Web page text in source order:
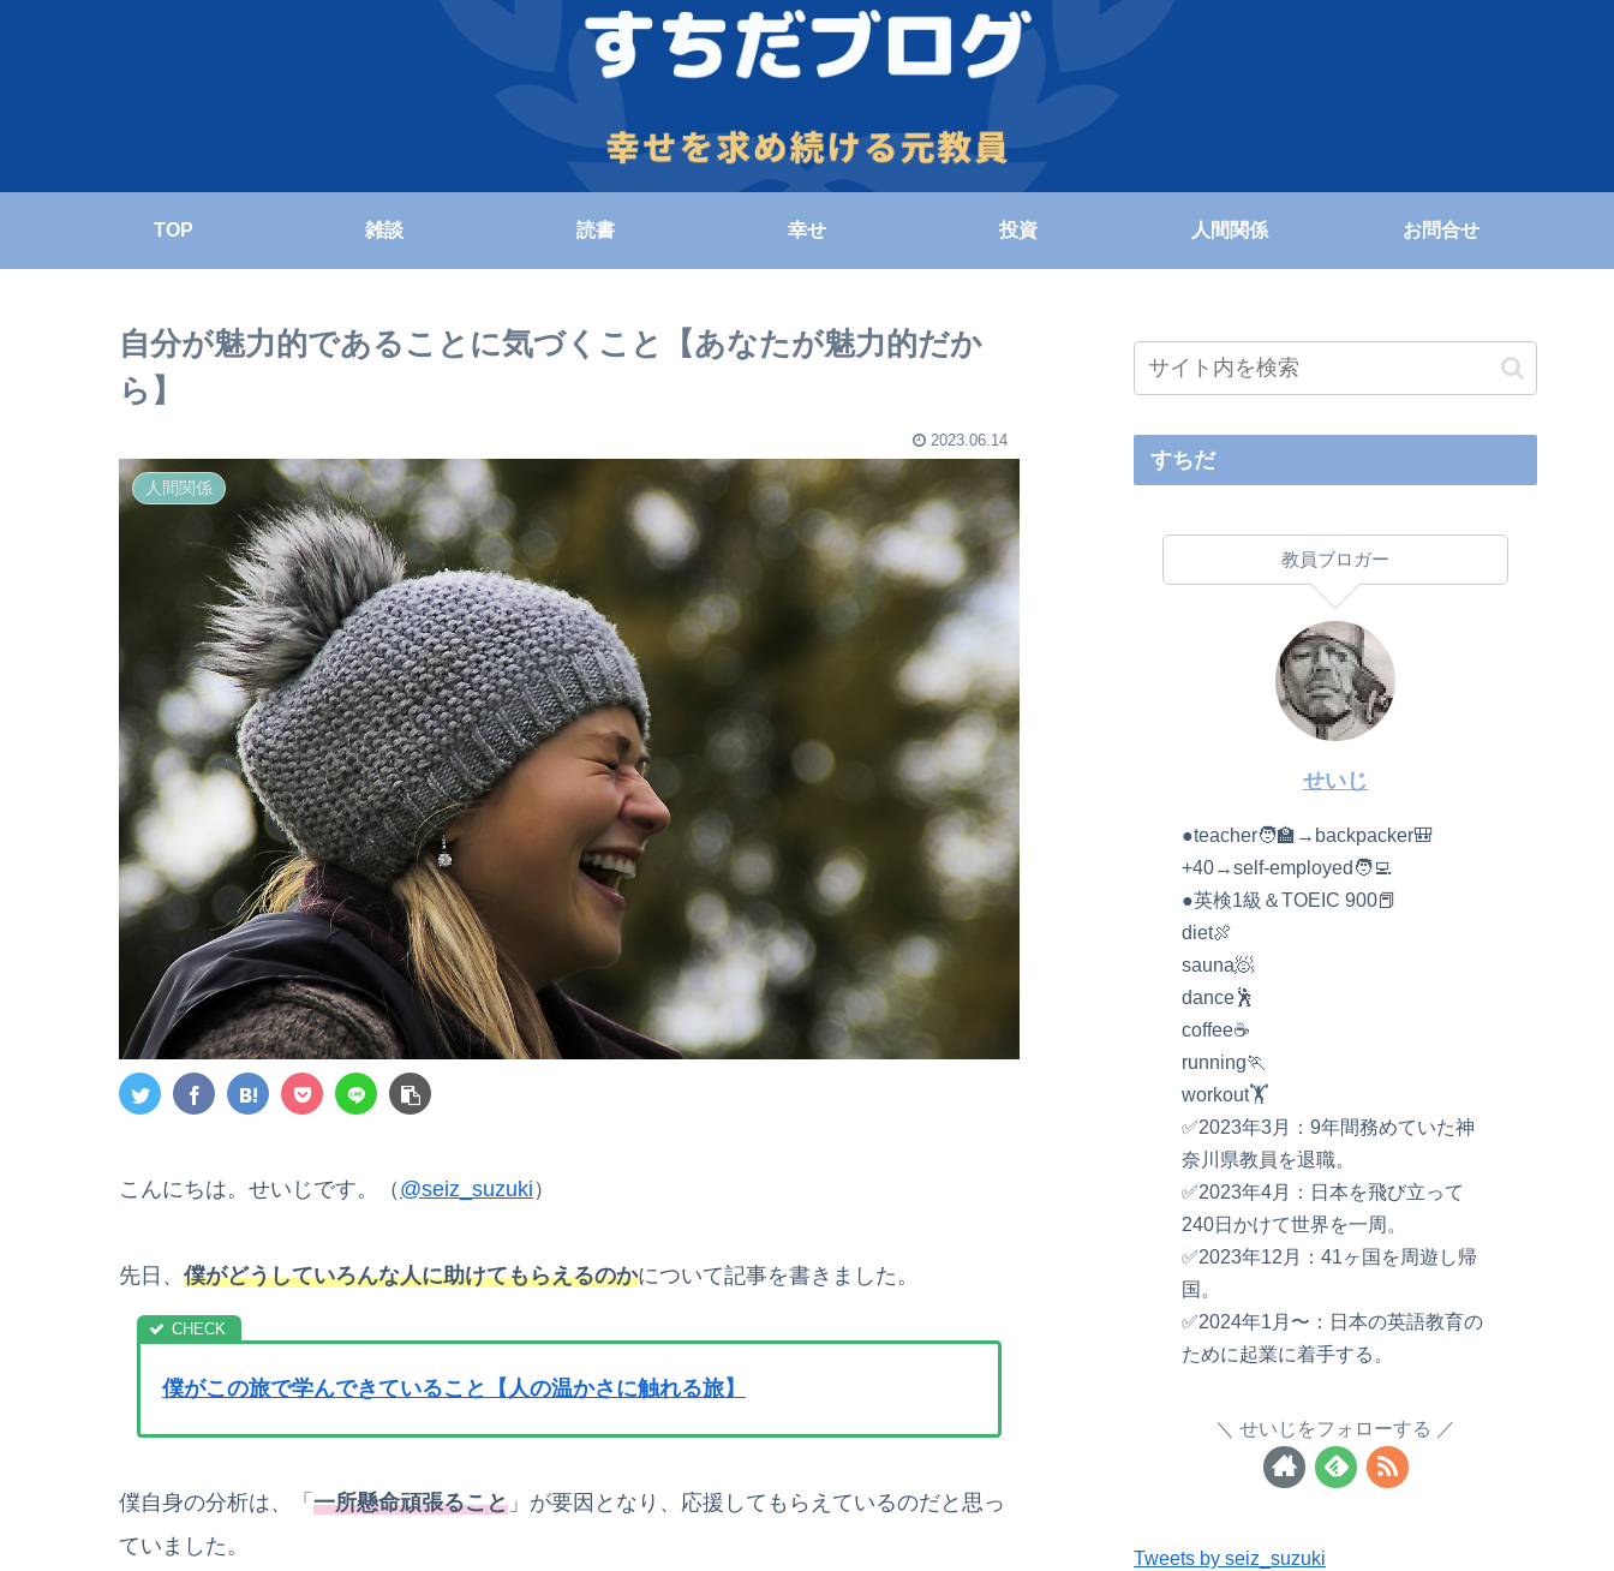
TOP 雑談 読書 幸せ 投資 人間関係 お問合せ
自分が魅力的であることに気づくこと【あなたが魅力的だか
ら】
2023.06.14
人間関係
こんにちは。せいじです。（ @seiz_suzuki ）
先日、 僕がどうしていろんな人に助けてもらえるのかについて記事を書きました。
僕がこの旅で学んできていること【人の温かさに触れる旅】
僕自身の分析は、「 一所懸命頑張ること 」が要因となり、応援してもらえているのだと思っ
ていました。
すちだ
教員ブロガー
せいじ
●teacher🧑‍🏫→backpacker🎒
+40→self-employed🧑‍💻
●英検1級＆TOEIC 900📕
diet🍖
sauna🧖
dance🕺
coffee☕️
running🏃
workout🏋️
✅2023年3月：9年間務めていた神
奈川県教員を退職。
✅2023年4月：日本を飛び立って
240日かけて世界を一周。
✅2023年12月：41ヶ国を周遊し帰
国。
✅2024年1月〜：日本の英語教育の
ために起業に着手する。
せいじをフォローする
Tweets by seiz_suzuki